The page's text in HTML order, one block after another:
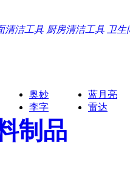
清洁工具 厨房清洁工具 卫
奥妙
蓝月亮
李字
雷达
制品